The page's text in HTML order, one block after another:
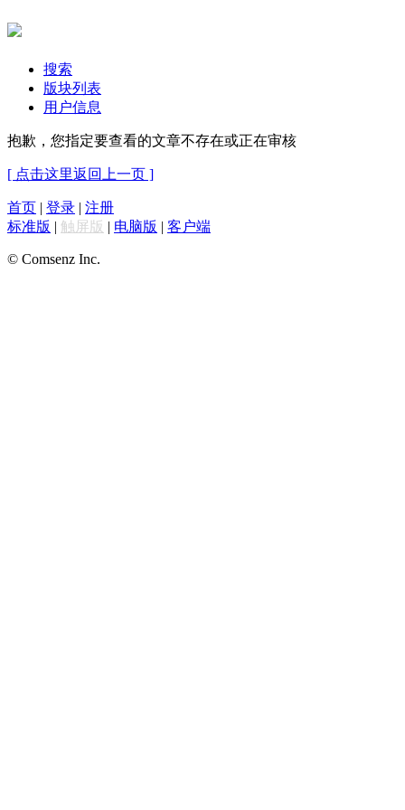
搜索
版块列表
用户信息
抱歉，您指定要查看的文章不存在或正在审核
[ 点击这里返回上一页 ]
首页 | 登录 | 注册
标准版 | 触屏版 | 电脑版 | 客户端
© Comsenz Inc.